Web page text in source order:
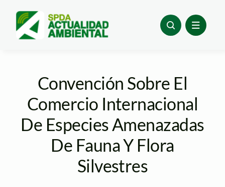
content
Convención Sobre El
Comercio Internacional
De Especies Amenazadas
De Fauna Y Flora
Silvestres